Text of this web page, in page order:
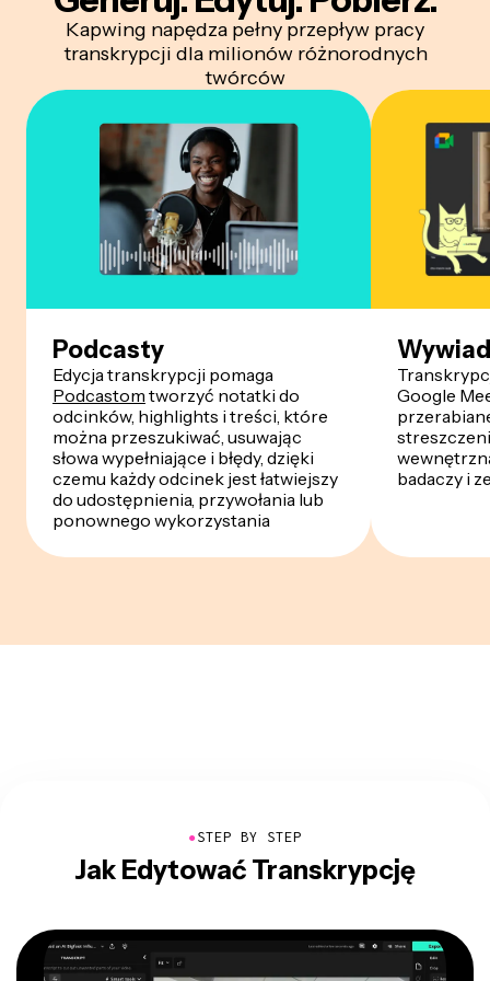
Kapwing napędza pełny przepływ pracy
transkrypcji dla milionów różnorodnych
twórców
Podcasty
Edycja transkrypcji pomaga
Podcastom tworzyć notatki do
odcinków, highlights i treści, które
można przeszukiwać, usuwając
słowa wypełniające i błędy, dzięki
czemu każdy odcinek jest łatwiejszy
do udostępnienia, przywołania lub
ponownego wykorzystania
Google
badaczy i
●STEP BY STEP
Jak Edytować Transkrypcję